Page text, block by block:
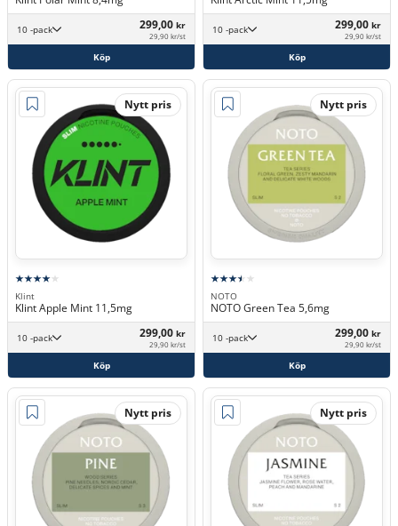
10 -pack 299,00 kr
29,90 kr/st
Köp
10 -pack 299,00 kr
29,90 kr/st
Köp
Nytt pris
Klint
Klint Apple Mint 11,5mg
10 -pack 299,00 kr
29,90 kr/st
Köp
Nytt pris
NOTO
NOTO Green Tea 5,6mg
10 -pack 299,00 kr
29,90 kr/st
Köp
Nytt pris Nytt pris